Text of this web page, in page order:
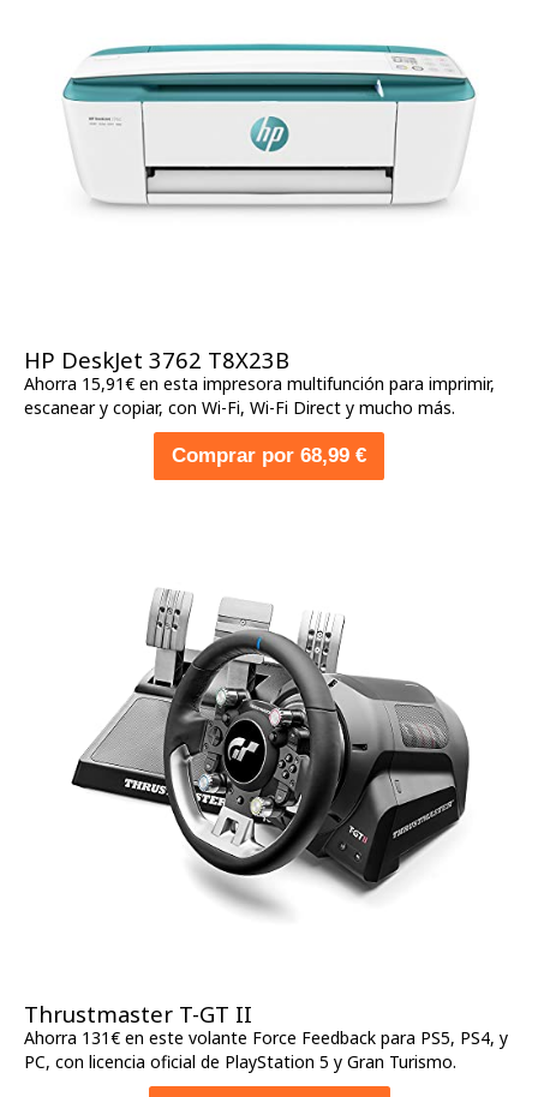
HP DeskJet 3762 T8X23B
Ahorra 15,91€ en esta impresora multifunción para imprimir,
escanear y copiar, con Wi-Fi, Wi-Fi Direct y mucho más.
Comprar por 68,99 €
Thrustmaster T-GT II
Ahorra 131€ en este volante Force Feedback para PS5, PS4, y
PC, con licencia oficial de PlayStation 5 y Gran Turismo.